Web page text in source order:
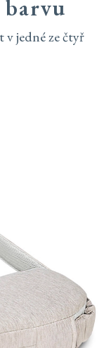
barvu
v jedné ze čtyř